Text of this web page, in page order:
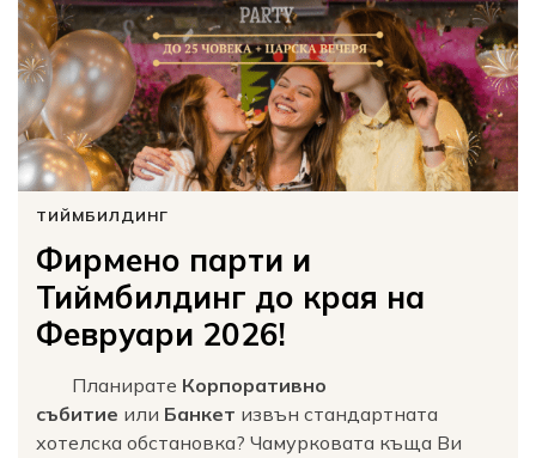
ТИЙМБИЛДИНГ
Фирмено парти и
Тиймбилдинг до края на
Февруари 2026!
Планирате Корпоративно
събитие или Банкет извън стандартната
хотелска обстановка? Чамурковата къща Ви